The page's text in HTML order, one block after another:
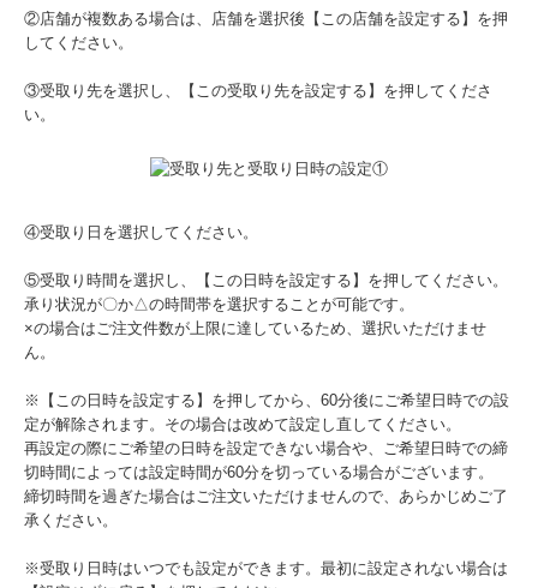
②店舗が複数ある場合は、店舗を選択後【この店舗を設定する】を押
してください。
③受取り先を選択し、【この受取り先を設定する】を押してくださ
い。
④受取り日を選択してください。
⑤受取り時間を選択し、【この日時を設定する】を押してください。
承り状況が〇か△の時間帯を選択することが可能です。
×の場合はご注文件数が上限に達しているため、選択いただけませ
ん。
※【この日時を設定する】を押してから、60分後にご希望日時での設
定が解除されます。その場合は改めて設定し直してください。
再設定の際にご希望の日時を設定できない場合や、ご希望日時での締
切時間によっては設定時間が60分を切っている場合がございます。
締切時間を過ぎた場合はご注文いただけませんので、あらかじめご了
承ください。
※受取り日時はいつでも設定ができます。最初に設定されない場合は